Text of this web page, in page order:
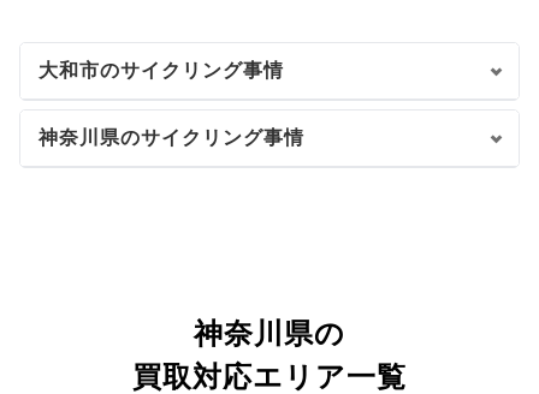
大和市のサイクリング事情
神奈川県のサイクリング事情
神奈川県の
買取対応エリア一覧